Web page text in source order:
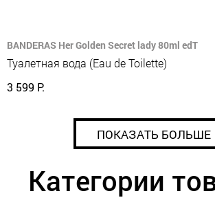
BANDERAS Her Golden Secret lady 80ml edT
Туалетная вода (Eau de Toilette)
3 599 Р.
ПОКАЗАТЬ БОЛЬШЕ
Категории